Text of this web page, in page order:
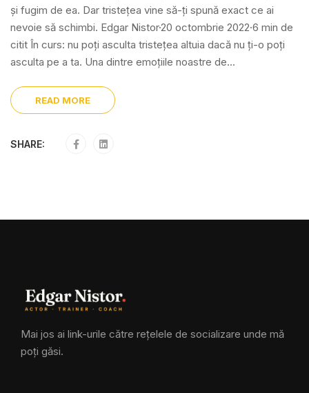
și fugim de ea. Dar tristețea vine să-ți spună exact ce ai
nevoie să schimbi. Edgar Nistor·20 octombrie 2022·6 min de
citit În curs: nu poți asculta tristețea altuia dacă nu ți-o poți
asculta pe a ta. Una dintre emoțiile noastre de...
READ MORE
SHARE:
Mai jos ai link-urile către rețelele de socializare unde mă
poți găsi.